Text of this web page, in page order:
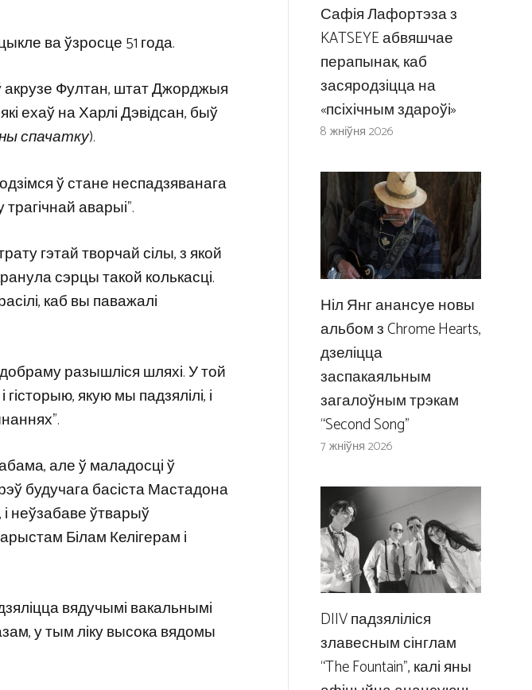
ва ўзросце 51 года.
Фултан, штат Джорджыя
ехаў на Харлі Дэвідсан, быў
спачатку).
ў стане неспадзяванага
аварыі”.
гэтай творчай сілы, з якой
сэрцы такой колькасці.
каб вы паважалі
разышліся шляхі. У той
якую мы падзялілі, і
але ў маладосці ў
будучага басіста Мастадона
неўзабаве ўтварыў
Білам Келігерам і
вядучымі вакальнымі
у тым ліку высока вядомы
Сафія Лафортэза з
KATSEYE абвяшчае
перапынак, каб
засяродзіцца на
«псіхічным здароўі»
8 жніўня 2026
Ніл Янг анансуе новы
альбом з Chrome Hearts,
дзеліцца
заспакаяльным
загалоўным трэкам
“Second Song”
7 жніўня 2026
DIIV падзяліліся
злавесным сінглам
“The Fountain”, калі яны